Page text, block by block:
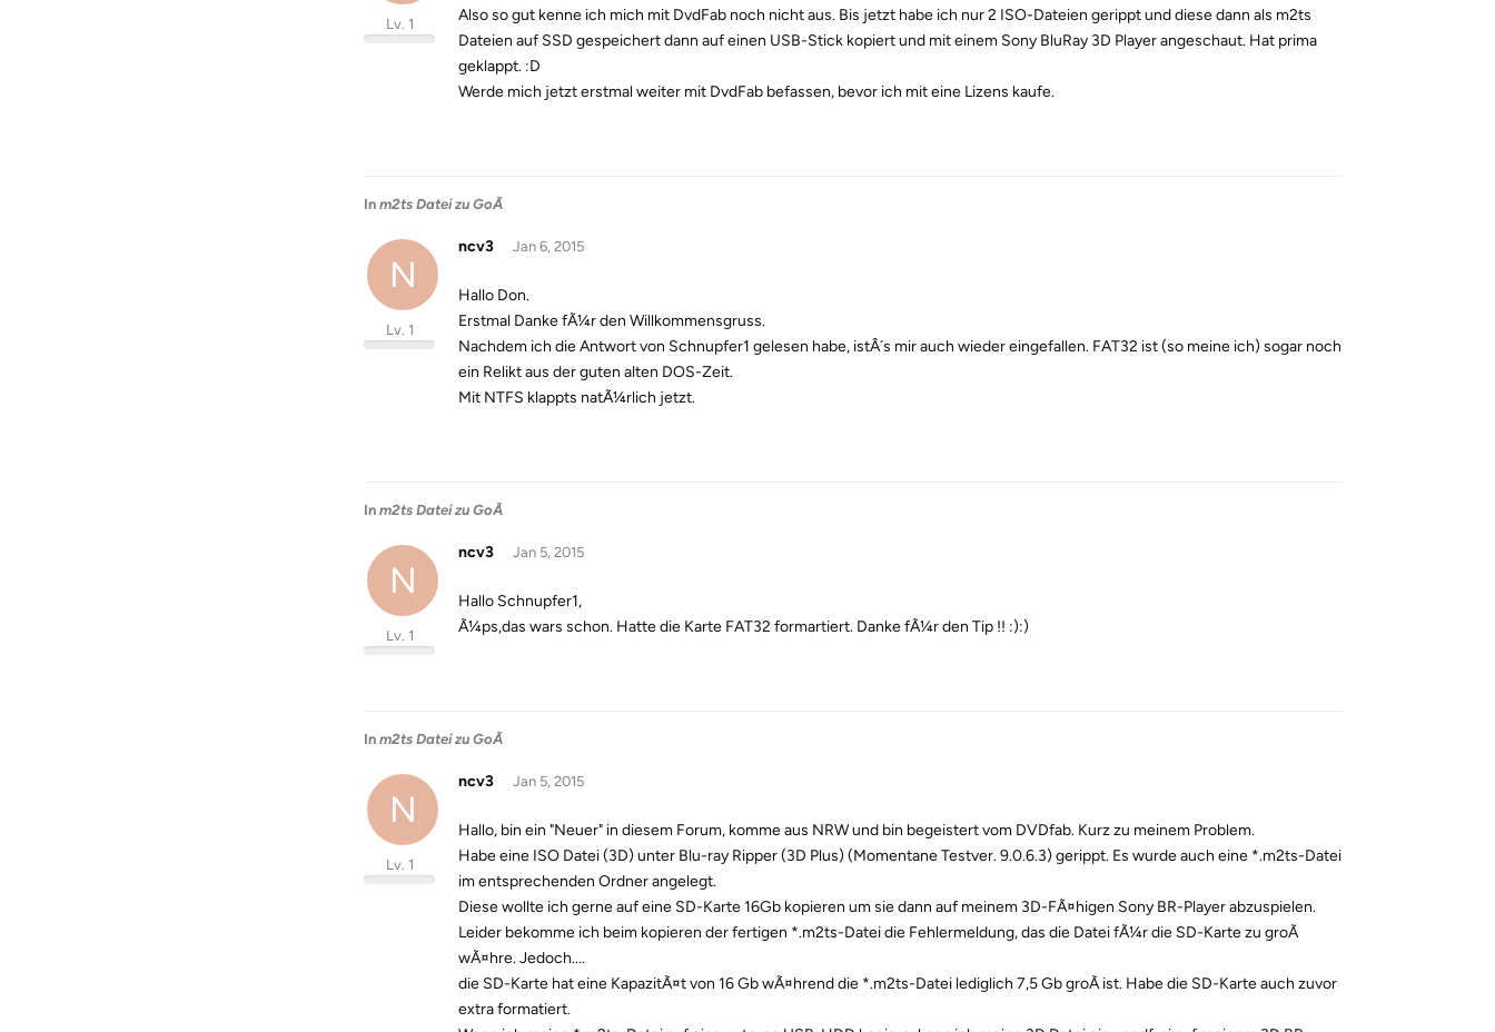
Lv. 1
Also so gut kenne ich mich mit DvdFab noch nicht aus. Bis jetzt habe ich nur 2 ISO-Dateien gerippt und diese dann als m2ts
Dateien auf SSD gespeichert dann auf einen USB-Stick kopiert und mit einem Sony BluRay 3D Player angeschaut. Hat prima
geklappt. :D
Werde mich jetzt erstmal weiter mit DvdFab befassen, bevor ich mit eine Lizens kaufe.
In m2ts Datei zu GoÃ
N
ncv3
Lv. 1
Jan 6, 2015
Hallo Don.
Erstmal Danke fÃ¼r den Willkommensgruss.
Nachdem ich die Antwort von Schnupfer1 gelesen habe, istÂ´s mir auch wieder eingefallen. FAT32 ist (so meine ich) sogar noch
ein Relikt aus der guten alten DOS-Zeit.
Mit NTFS klappts natÃ¼rlich jetzt.
In m2ts Datei zu GoÃ
N
ncv3
Lv. 1
Jan 5, 2015
Hallo Schnupfer1,
Ã¼ps,das wars schon. Hatte die Karte FAT32 formartiert. Danke fÃ¼r den Tip !! :):)
In m2ts Datei zu GoÃ
N
ncv3
Lv. 1
Jan 5, 2015
Hallo, bin ein "Neuer" in diesem Forum, komme aus NRW und bin begeistert vom DVDfab. Kurz zu meinem Problem.
Habe eine ISO Datei (3D) unter Blu-ray Ripper (3D Plus) (Momentane Testver. 9.0.6.3) gerippt. Es wurde auch eine *.m2ts-Datei
im entsprechenden Ordner angelegt.
Diese wollte ich gerne auf eine SD-Karte 16Gb kopieren um sie dann auf meinem 3D-FÃ¤higen Sony BR-Player abzuspielen.
Leider bekomme ich beim kopieren der fertigen *.m2ts-Datei die Fehlermeldung, das die Datei fÃ¼r die SD-Karte zu groÃ
wÃ¤hre. Jedoch....
die SD-Karte hat eine KapazitÃ¤t von 16 Gb wÃ¤hrend die *.m2ts-Datei lediglich 7,5 Gb groÃ ist. Habe die SD-Karte auch zuvor
extra formatiert.